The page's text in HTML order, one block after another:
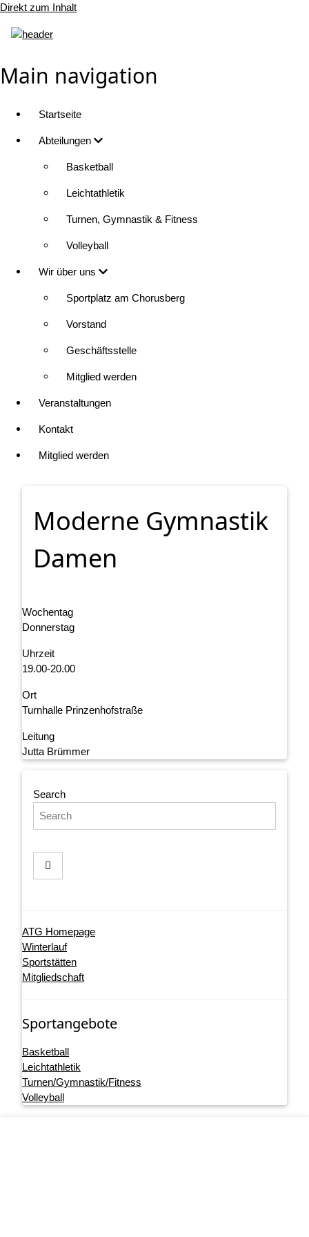
Direkt zum Inhalt
Main navigation
Startseite
Abteilungen
Basketball
Leichtathletik
Turnen, Gymnastik & Fitness
Volleyball
Wir über uns
Sportplatz am Chorusberg
Vorstand
Geschäftsstelle
Mitglied werden
Veranstaltungen
Kontakt
Mitglied werden
Moderne Gymnastik
Damen
Wochentag
Donnerstag
Uhrzeit
19.00-20.00
Ort
Turnhalle Prinzenhofstraße
Leitung
Jutta Brümmer
Search
ATG Homepage
Winterlauf
Sportstätten
Mitgliedschaft
Sportangebote
Basketball
Leichtathletik
Turnen/Gymnastik/Fitness
Volleyball